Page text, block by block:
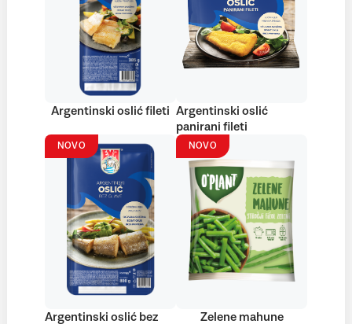
Argentinski oslić fileti Argentinski oslić
panirani fileti
NOVO
Argentinski oslić bez
NOVO
Zelene mahune